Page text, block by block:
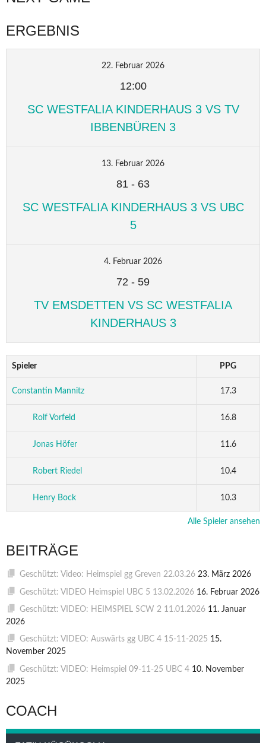
ERGEBNIS
22. Februar 2026
12:00
SC WESTFALIA KINDERHAUS 3 VS TV
IBBENBÜREN 3
13. Februar 2026
81 - 63
SC WESTFALIA KINDERHAUS 3 VS UBC
5
4. Februar 2026
72 - 59
TV EMSDETTEN VS SC WESTFALIA
KINDERHAUS 3
Spieler PPG
Constantin Mannitz 17.3
Rolf Vorfeld 16.8
Jonas Höfer 11.6
Robert Riedel 10.4
Henry Bock 10.3
Alle Spieler ansehen
BEITRÄGE
Geschützt: Video: Heimspiel gg Greven 22.03.26 23. März 2026
Geschützt: VIDEO Heimspiel UBC 5 13.02.2026 16. Februar 2026
Geschützt: VIDEO: HEIMSPIEL SCW 2 11.01.2026 11. Januar
2026
Geschützt: VIDEO: Auswärts gg UBC 4 15-11-2025 15.
November 2025
Geschützt: VIDEO: Heimspiel 09-11-25 UBC 4 10. November
2025
COACH